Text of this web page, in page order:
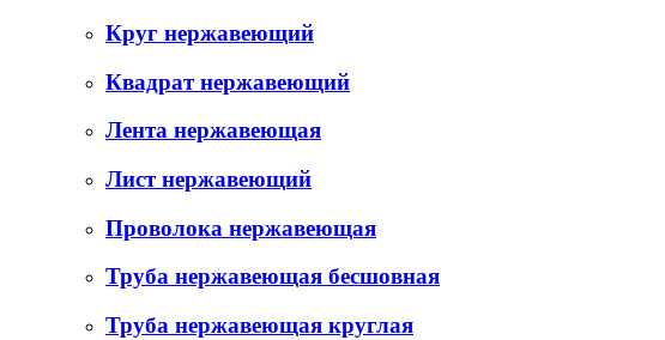
Круг нержавеющий
Квадрат нержавеющий
Лента нержавеющая
Лист нержавеющий
Проволока нержавеющая
Труба нержавеющая бесшовная
Труба нержавеющая круглая